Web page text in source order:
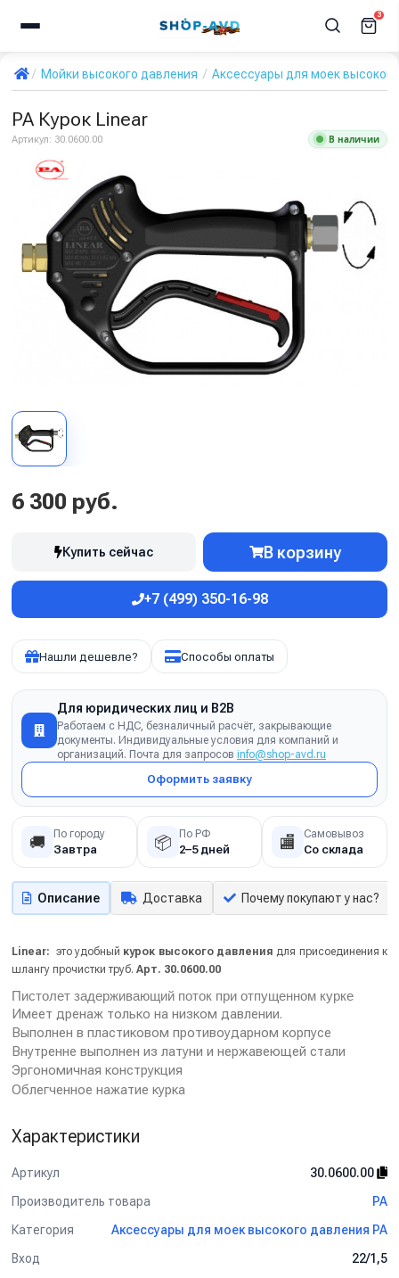
3
Мойки высокого давления Аксессуары для моек
PA Курок Linear
Артикул: 30.0600.00 В наличии
6 300 руб.
Купить сейчас В корзину
+7 (499) 350-16-98
Нашли дешевле? Способы оплаты
Для юридических лиц и B2B
Работаем с НДС, безналичный расчёт, закрывающие
документы. Индивидуальные условия для компаний и
организаций. Почта для запросов info@shop-avd.ru
Оформить заявку
🚚 По городу
Завтра 📦 По РФ
2–5 дней 🏬 Самовывоз
Со склада
Описание Доставка Почему покупают у нас?
Linear: это удобный курок высокого давления для присоединения к
шлангу прочистки труб. Арт. 30.0600.00
Пистолет задерживающий поток при отпущенном курке
Имеет дренаж только на низком давлении.
Выполнен в пластиковом противоударном корпусе
Внутренне выполнен из латуни и нержавеющей стали
Эргономичная конструкция
Облегченное нажатие курка
Характеристики
Артикул
30.0600.00
Производитель товара
PA
Категория
Аксессуары для моек высокого давления PA
Вход
22/1,5